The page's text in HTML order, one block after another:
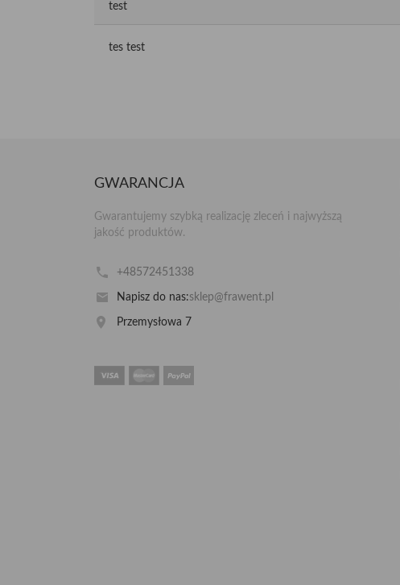
test
tes test
GWARANCJA
Gwarantujemy szybką realizację zleceń i najwyższą
jakość produktów.
+48572451338
Napisz do nas:sklep@frawent.pl
Przemysłowa 7